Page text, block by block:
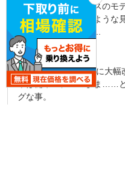
基本はビジネスユースのモ
ーンで使いたくなるような
されたグレードが充...
不満な点
ガソリン車は2021年に大幅
車は従来モデルのまま……
グな事。